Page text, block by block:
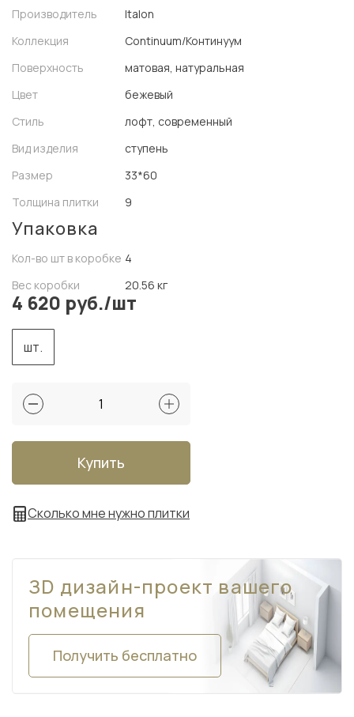
Производитель
Italon
Коллекция
Continuum/Континуум
Поверхность
матовая, натуральная
Цвет
бежевый
Стиль
лофт, современный
Вид изделия
ступень
Размер
33*60
Толщина плитки
9
Упаковка
Кол-во шт в коробке 4
Вес коробки
20.56 кг
4 620 руб./шт
шт.
Купить
Сколько мне нужно плитки
ЗD дизайн-проект вашего
помещения
Получить бесплатно